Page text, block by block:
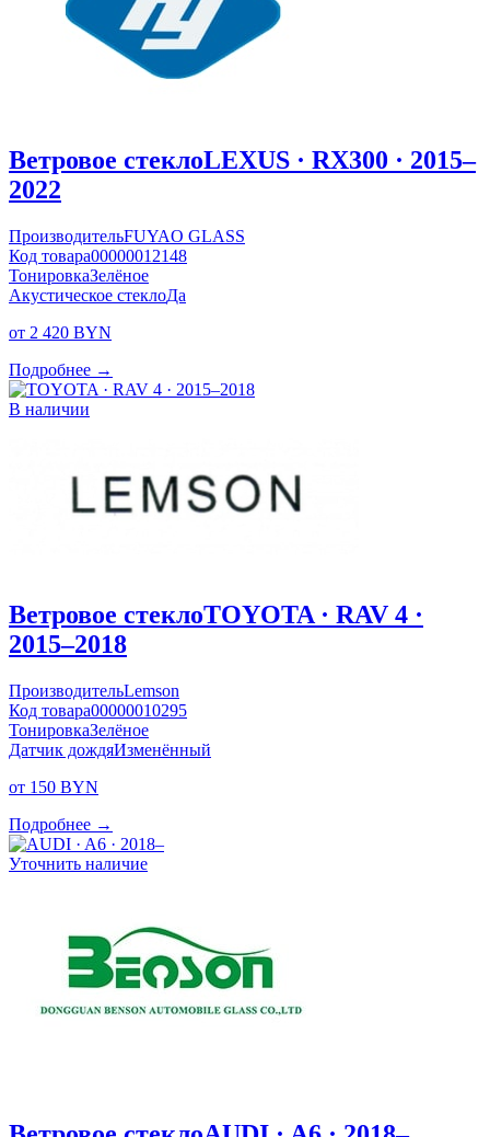
Ветровое стеклоLEXUS · RX300 · 2015–
2022
ПроизводительFUYAO GLASS
Код товара00000012148
ТонировкаЗелёное
Акустическое стеклоДа
от 2 420 BYN
Подробнее →
В наличии
Ветровое стеклоTOYOTA · RAV 4 ·
2015–2018
ПроизводительLemson
Код товара00000010295
ТонировкаЗелёное
Датчик дождяИзменённый
от 150 BYN
Подробнее →
Уточнить наличие